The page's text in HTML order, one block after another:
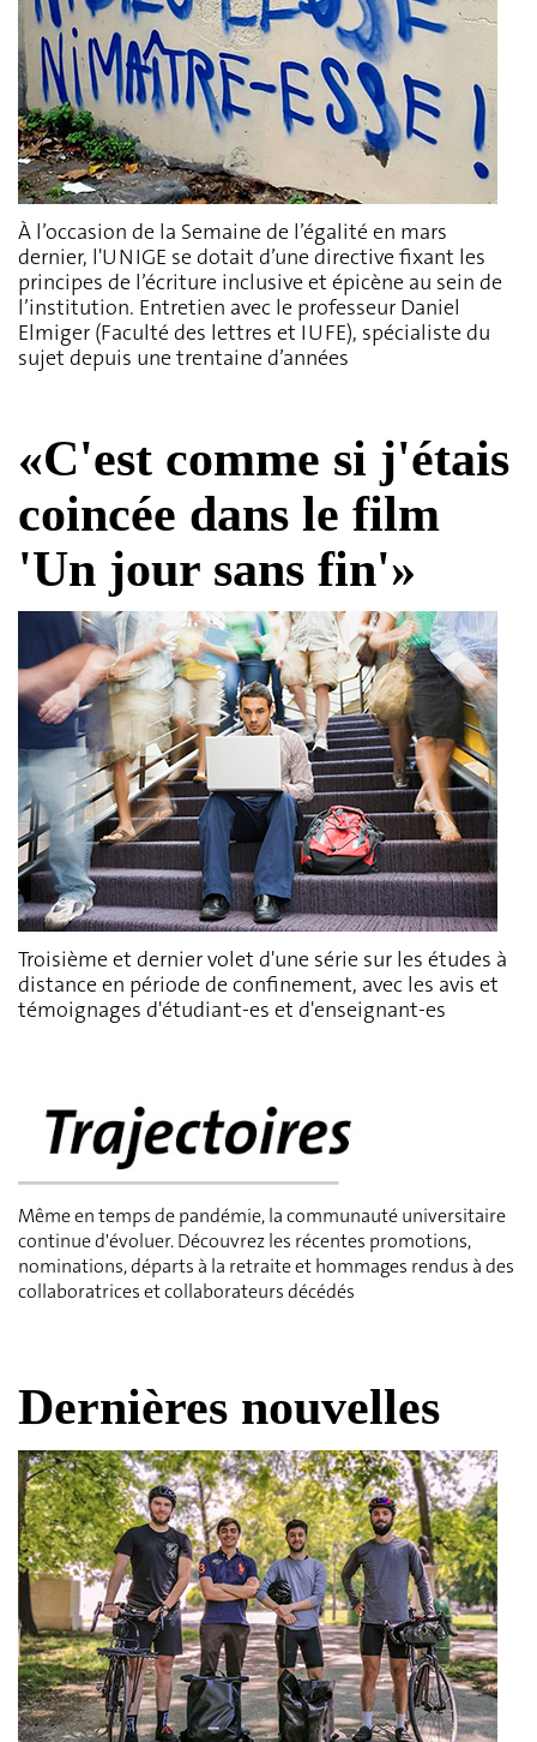
À l’occasion de la Semaine de l’égalité en mars
dernier, l'UNIGE se dotait d’une directive fixant les
principes de l’écriture inclusive et épicène au sein de
l’institution. Entretien avec le professeur Daniel
Elmiger (Faculté des lettres et IUFE), spécialiste du
sujet depuis une trentaine d’années
«C'est comme si j'étais
coincée dans le film
'Un jour sans fin'»
Troisième et dernier volet d'une série sur les études à
distance en période de confinement, avec les avis et
témoignages d'étudiant-es et d'enseignant-es
Même en temps de pandémie, la communauté universitaire
continue d'évoluer. Découvrez les récentes promotions,
nominations, départs à la retraite et hommages rendus à des
collaboratrices et collaborateurs décédés
Dernières nouvelles